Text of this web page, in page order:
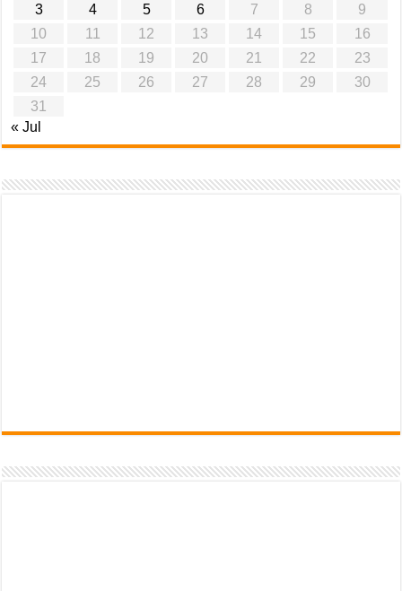
3
4 5 6 7 8
9
10
11 12 13 14 15
16
17
18 19 20 21 22
23
24
25 26 27 28 29
30
31
« Jul